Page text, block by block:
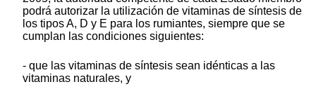
podrá autorizar la utilización de vitaminas de síntesis de
los tipos A, D y E para los rumiantes, siempre que se
cumplan las condiciones siguientes:
- que las vitaminas de síntesis sean idénticas a las
vitaminas naturales, y